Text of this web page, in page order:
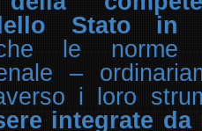
Stato in
le norme
–
i loro
integrate